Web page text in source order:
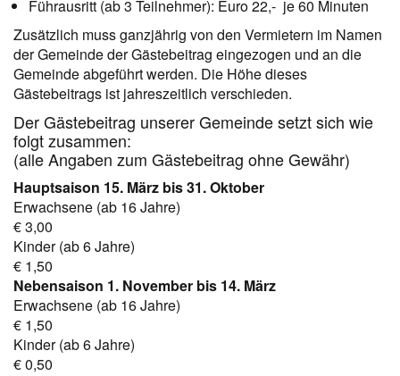
Führausritt (ab 3 Teilnehmer): Euro 22,- je 60 Minuten
Zusätzlich muss ganzjährig von den Vermietern im Namen
der Gemeinde der Gästebeitrag eingezogen und an die
Gemeinde abgeführt werden. Die Höhe dieses
Gästebeitrags ist jahreszeitlich verschieden.
Der Gästebeitrag unserer Gemeinde setzt sich wie
folgt zusammen:
(alle Angaben zum Gästebeitrag ohne Gewähr)
Hauptsaison 15. März bis 31. Oktober
Erwachsene (ab 16 Jahre)
€ 3,00
Kinder (ab 6 Jahre)
€ 1,50
Nebensaison 1. November bis 14. März
Erwachsene (ab 16 Jahre)
€ 1,50
Kinder (ab 6 Jahre)
€ 0,50